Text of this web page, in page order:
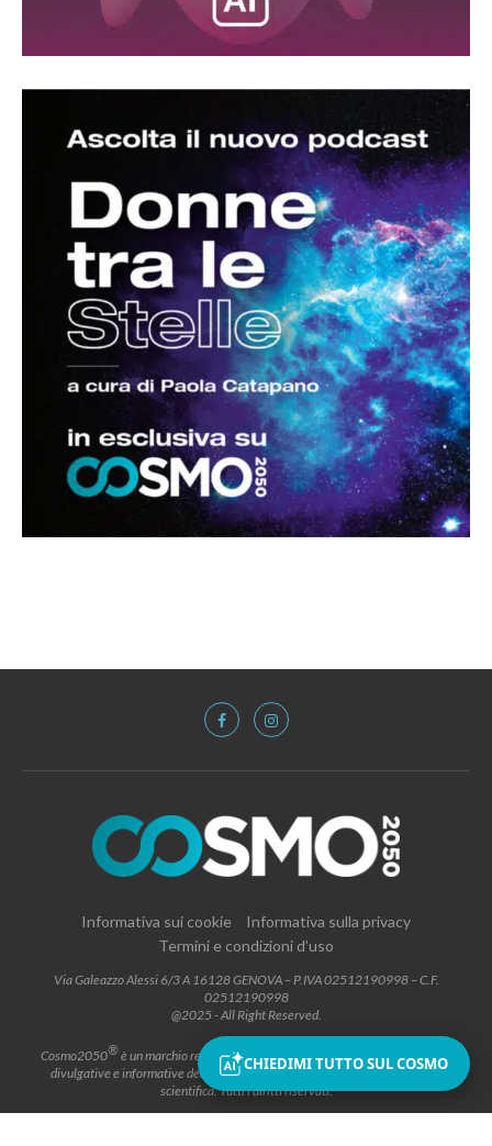
Informativa sui cookie
Informativa sulla privacy
Termini e condizioni d’uso
Via Galeazzo Alessi 6/3 A 16128 GENOVA – P.IVA 02512190998 – C.F.
02512190998
@2025 - All Right Reserved.
Cosmo2050®è un marchio registrato che contraddistingue attività editoriali,
divulgative e informative dedicate allo spazio, all’astronomia e alla cultura
scientifica. Tutti i diritti riservati.
CHIEDIMI TUTTO SUL COSMO